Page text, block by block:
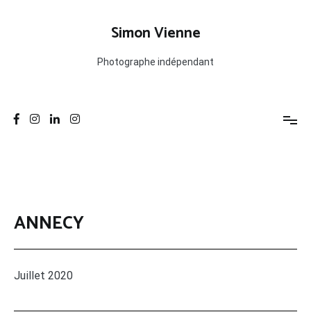
Simon Vienne
Photographe indépendant
ANNECY
Juillet 2020